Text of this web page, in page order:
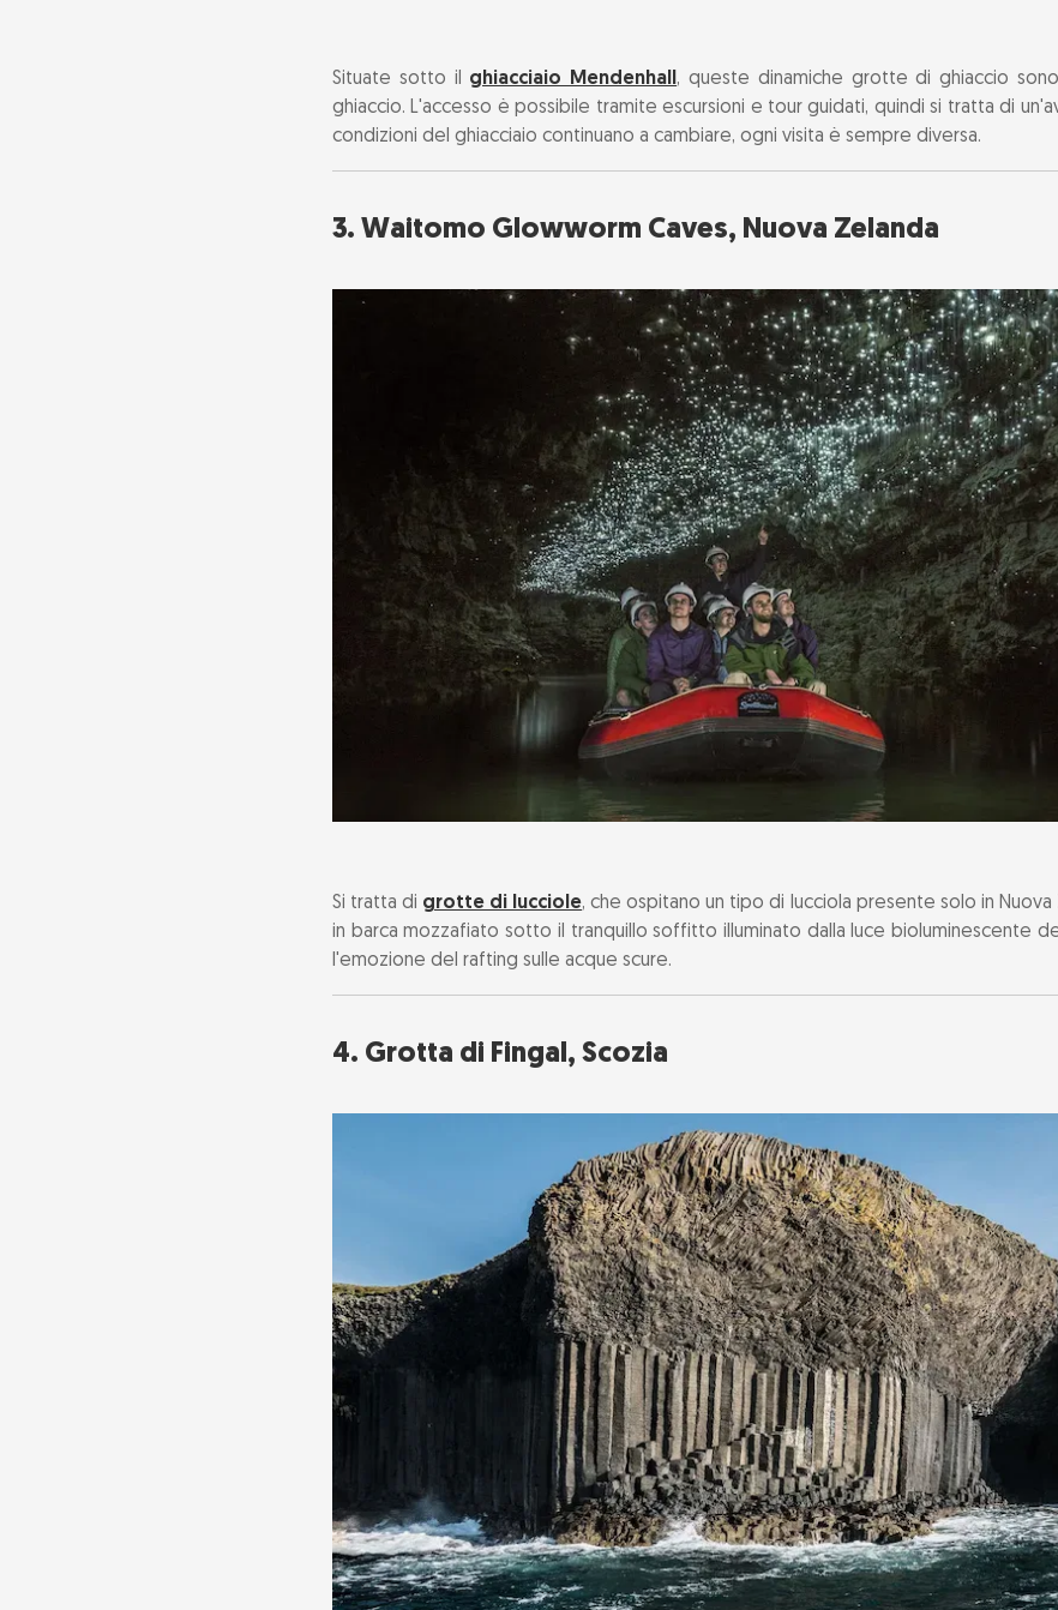
Situate sotto il ghiacciaio Mendenhall , queste dinamiche grotte di ghiaccio
ghiaccio. L'accesso è possibile tramite escursioni e tour guidati, quindi si tratta di
condizioni del ghiacciaio continuano a cambiare, ogni visita è sempre diversa.
3. Waitomo Glowworm Caves, Nuova Zelanda
Si tratta di grotte di lucciole, che ospitano un tipo di lucciola presente solo in
in barca mozzafiato sotto il tranquillo soffitto illuminato dalla luce bioluminescente
l'emozione del rafting sulle acque scure.
4. Grotta di Fingal, Scozia